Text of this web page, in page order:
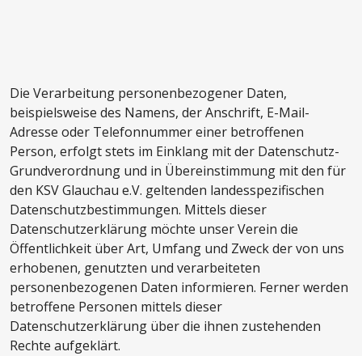
Die Verarbeitung personenbezogener Daten,
beispielsweise des Namens, der Anschrift, E-Mail-
Adresse oder Telefonnummer einer betroffenen
Person, erfolgt stets im Einklang mit der Datenschutz-
Grundverordnung und in Übereinstimmung mit den für
den KSV Glauchau e.V. geltenden landesspezifischen
Datenschutzbestimmungen. Mittels dieser
Datenschutzerklärung möchte unser Verein die
Öffentlichkeit über Art, Umfang und Zweck der von uns
erhobenen, genutzten und verarbeiteten
personenbezogenen Daten informieren. Ferner werden
betroffene Personen mittels dieser
Datenschutzerklärung über die ihnen zustehenden
Rechte aufgeklärt.